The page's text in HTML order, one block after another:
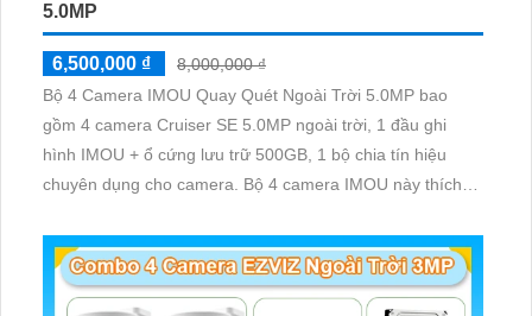
5.0MP
6,500,000 ₫
8,000,000 ₫
Bộ 4 Camera IMOU Quay Quét Ngoài Trời 5.0MP bao
gồm 4 camera Cruiser SE 5.0MP ngoài trời, 1 đầu ghi
hình IMOU + ổ cứng lưu trữ 500GB, 1 bộ chia tín hiệu
chuyên dụng cho camera. Bộ 4 camera IMOU này thích
cần giám sát ngoài trời